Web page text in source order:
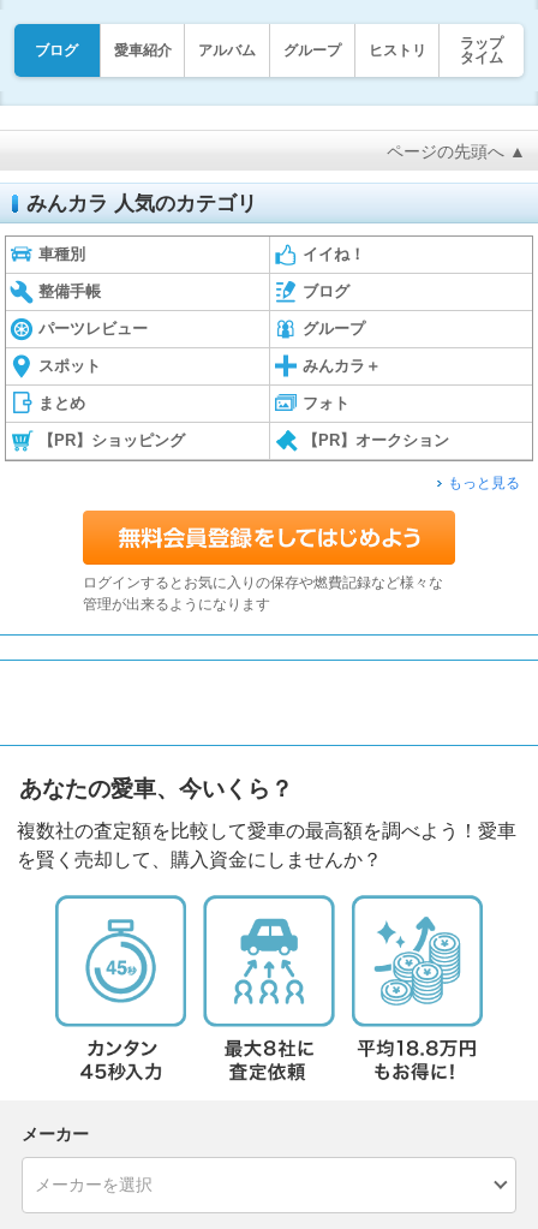
ブログ 愛車紹介 アルバム グループ ヒストリ
ラップ
タイム
ページの先頭へ ▲
みんカラ 人気のカテゴリ
車種別 イイね！
整備手帳 ブログ
パーツレビュー グループ
スポット みんカラ＋
まとめ フォト
【PR】ショッピング 【PR】オークション
もっと見る
ログインするとお気に入りの保存や燃費記録など様々な
管理が出来るようになります
あなたの愛車、今いくら？
複数社の査定額を比較して愛車の最高額を調べよう！愛車
を賢く売却して、購入資金にしませんか？
メーカー